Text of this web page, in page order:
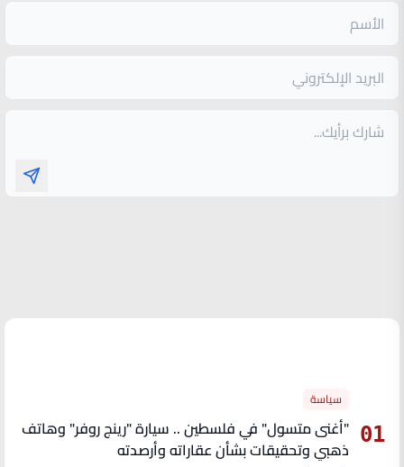
01
سياسة
"أغنى متسول" في فلسطين .. سيارة "رينج روفر" وهاتف
ذهبي وتحقيقات بشأن عقاراته وأرصدته